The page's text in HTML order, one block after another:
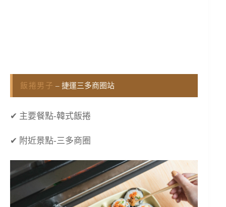
飯捲男子 – 捷運三多商圈站
✔ 主要餐點-韓式飯捲
✔ 附近景點-三多商圈